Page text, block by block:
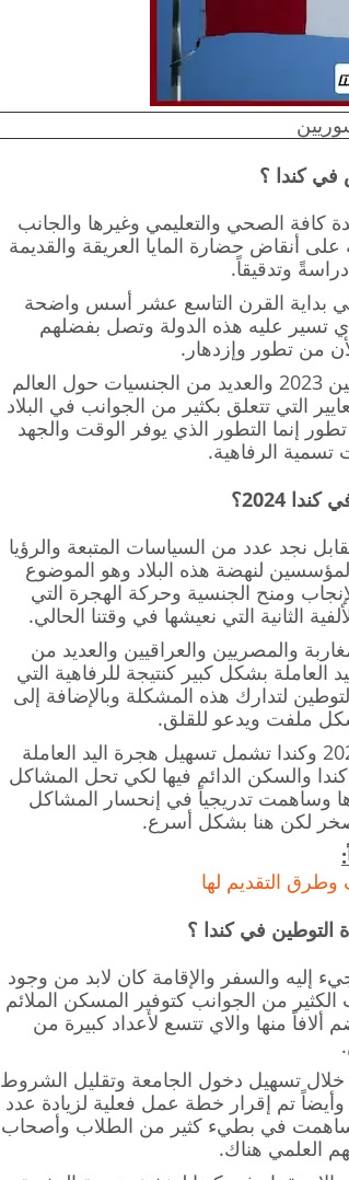
في كندا ؟
كافة الصحي والتعليمي وغيرها والجانب
على أنقاض حضارة المايا العريقة والقديمة
وتدقيقاً.
بداية القرن التاسع عشر أسس واضحة
تسير عليه هذه الدولة وتصل بفضلهم
من تطور وإزدهار.
بالإضافة أنها من الدول التي تطلب لاجئين سوريين 2023 والعديد من الجنسيات حول العالم
التي تتعلق بكثير من الجوانب في البلاد
إنما التطور الذي يوفر الوقت والجهد
الرفاهية.
2024؟
التي تستقبل اللاجئين 2022 وبالمقابل نجد عدد من السياسات المتبعة والرؤيا
لنهضة هذه البلاد وهو الموضوع
ومنح الجنسية وحركة الهجرة التي
الثانية التي نعيشها في وقتنا الحالي.
والمصريين والعراقيين والعديد من
بشكل كبير كنتيجة للرفاهية التي
لتدارك هذه المشكلة وبالإضافة إلى
ملفت ويدعو للقلق.
عملية التوطين في أفضل دول أوروبا للجوء 2023 وكندا تشمل تسهيل هجرة اليد العاملة
والسكن الدائم فيها لكي تحل المشاكل
وساهمت تدريجياً في إنحسار المشاكل
لكن هنا بشكل أسرع.
وطرق التقديم لها
التوطين في كندا ؟
إليه والسفر والإقامة كان لابد من وجود
من الجوانب كتوفير المسكن الملائم
ألافاً منها والاي تتسع لأعداد كبيرة من
تسهيل دخول الجامعة وتقليل الشروط
وأيضاً تم إقرار خطة عمل فعلية لزيادة عدد
ساهمت في بطيء كثير من الطلاب وأصحاب
العلمي هناك.